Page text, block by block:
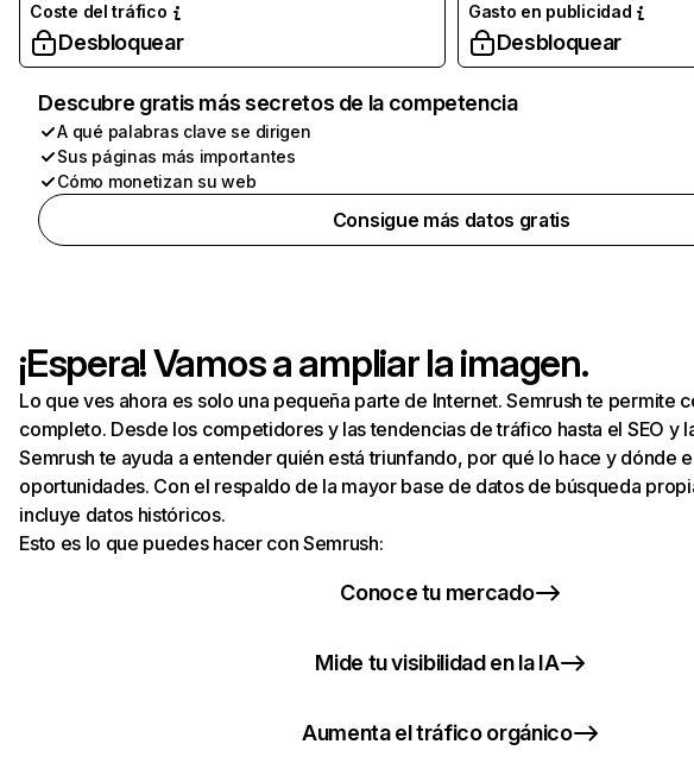
Coste del tráfico
Desbloquear
Gasto en publicidad
Desbloquear
Descubre gratis más secretos de la competencia
A qué palabras clave se dirigen
Sus páginas más importantes
Cómo monetizan su web
Consigue más datos gratis
¡Espera! Vamos a ampliar la imagen.
Lo que ves ahora es solo una pequeña parte de Internet. Semrush te permite
completo. Desde los competidores y las tendencias de tráfico hasta el SEO y
Semrush te ayuda a entender quién está triunfando, por qué lo hace y dónde
oportunidades. Con el respaldo de la mayor base de datos de búsqueda
incluye datos históricos.
Esto es lo que puedes hacer con Semrush:
Conoce tu mercado
Mide tu visibilidad en la IA
Aumenta el tráfico orgánico